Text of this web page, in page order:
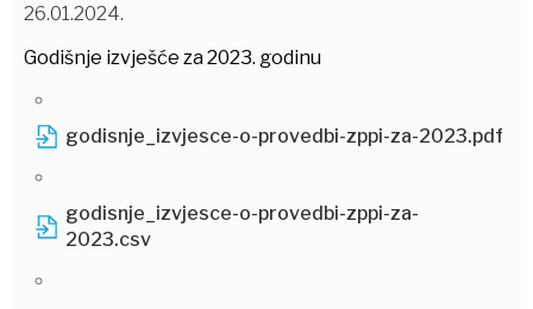
26.01.2024.
Godišnje izvješće za 2023. godinu
godisnje_izvjesce-o-provedbi-zppi-za-2023.pdf
godisnje_izvjesce-o-provedbi-zppi-za-
2023.csv